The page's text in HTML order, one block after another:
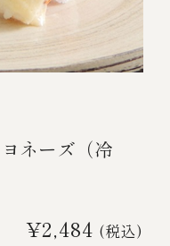
ネーズ（冷
¥2,484 (税込)